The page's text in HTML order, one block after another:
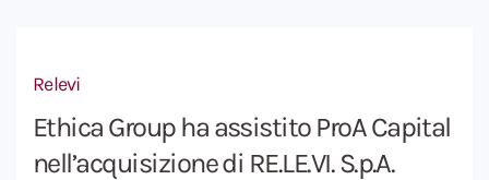
Relevi
Ethica Group ha assistito ProA Capital
nell’acquisizione di RE.LE.VI. S.p.A.